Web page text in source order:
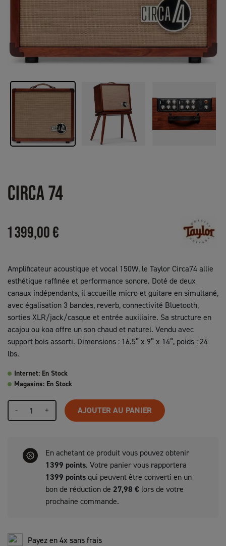
CIRCA 74
1 399,00 €
Amplificateur acoustique et vocal 150W, le Taylor Circa74 allie
esthétique raffinée et performance sonore. Doté de deux
canaux indépendants, il accueille micro et guitare en simultané,
avec égalisation 3 bandes, reverb, connectivité Bluetooth,
sorties XLR/jack/casque et entrée auxiliaire. Sa structure en
acajou ou koa offre un son chaud et naturel. Vendu avec
support bois assorti. Dimensions : 16.5” x 9” x 14”, poids : 24
lbs.
Internet: En Stock
Magasins: En Stock
- + AJOUTER AU PANIER
En achetant ce produit vous pouvez obtenir
1399 points. Votre panier vous rapportera
1399 pointsqui peuvent être converti en un
bon de réduction de 27,98 €lors de votre
prochaine commande.
Payez en 4x sans frais